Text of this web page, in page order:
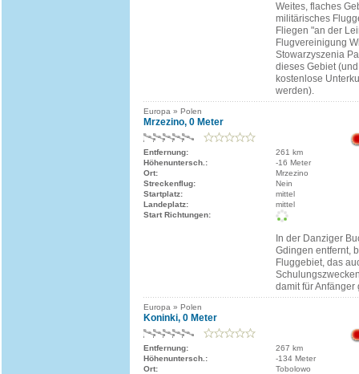
Weites, flaches
militärisches
Fliegen "an der
Flugvereinigung
Stowarzyszenia
dieses Gebiet
kostenlose
werden).
Europa » Polen
Mrzezino, 0 Meter
Entfernung:
261 km
Höhenuntersch.:
-16 Meter
Ort:
Mrzezino
Streckenflug:
Nein
Startplatz:
mittel
Landeplatz:
mittel
Start Richtungen:
In der Danziger
Gdingen entfernt,
Fluggebiet, das
damit für Anfänger
Europa » Polen
Koninki, 0 Meter
Entfernung:
267 km
Höhenuntersch.:
-134 Meter
Ort:
Tobolowo